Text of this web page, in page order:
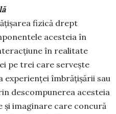
fizică drept
acesteia în
în realitate
pe trei care servește
experienței îmbrățișării sau
descompunerea acesteia
și imaginare care concură